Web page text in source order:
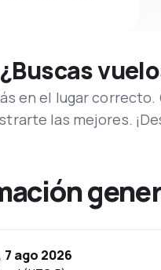
¿Buscas
en el lugar
las mejores.
7 ago 2026